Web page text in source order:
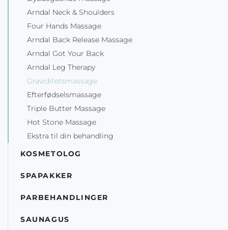
Arndal Neck & Shoulders
Four Hands Massage
Arndal Back Release Massage
Arndal Got Your Back
Arndal Leg Therapy
Graviditetsmassage
Efterfødselsmassage
Triple Butter Massage
Hot Stone Massage
Ekstra til din behandling
KOSMETOLOG
SPAPAKKER
PARBEHANDLINGER
SAUNAGUS